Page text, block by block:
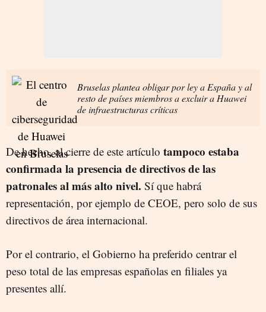
Bruselas plantea obligar por ley a España y al
resto de países miembros a excluir a Huawei
de infraestructuras críticas
De hecho, al cierre de este artículo tampoco estaba
confirmada la presencia de directivos de las
patronales al más alto nivel. Sí que habrá
representación, por ejemplo de CEOE, pero solo de sus
directivos de área internacional.
Por el contrario, el Gobierno ha preferido centrar el
peso total de las empresas españolas en filiales ya
presentes allí.